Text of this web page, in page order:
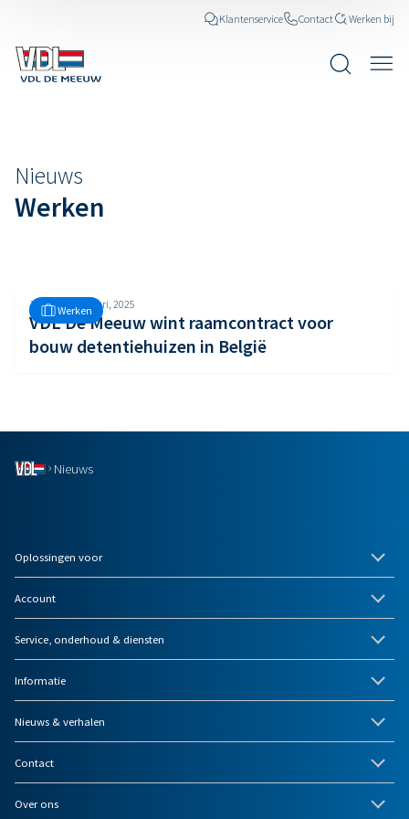
Klantenservice Contact Werken bij
Nieuws
Werken
Werken
Zondag, 5 januari, 2025
VDL De Meeuw wint raamcontract voor
bouw detentiehuizen in België
Nieuws
Oplossingen voor
Account
Service, onderhoud & diensten
Informatie
Nieuws & verhalen
Contact
Over ons